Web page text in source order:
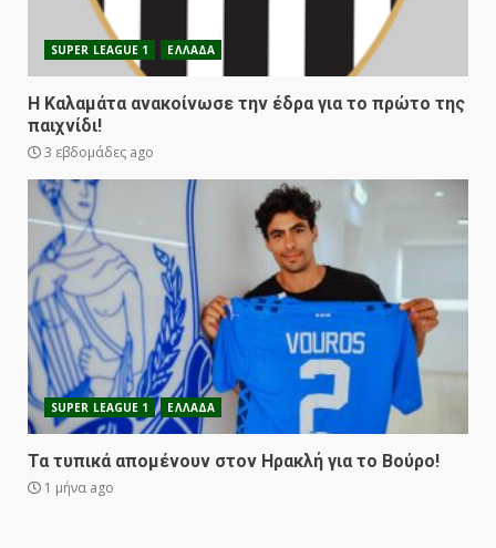
SUPER LEAGUE 1 ΕΛΛΑΔΑ
Η Καλαμάτα ανακοίνωσε την έδρα για το πρώτο της
παιχνίδι!
3 εβδομάδες ago
SUPER LEAGUE 1 ΕΛΛΑΔΑ
Τα τυπικά απομένουν στον Ηρακλή για το Βούρο!
1 μήνα ago